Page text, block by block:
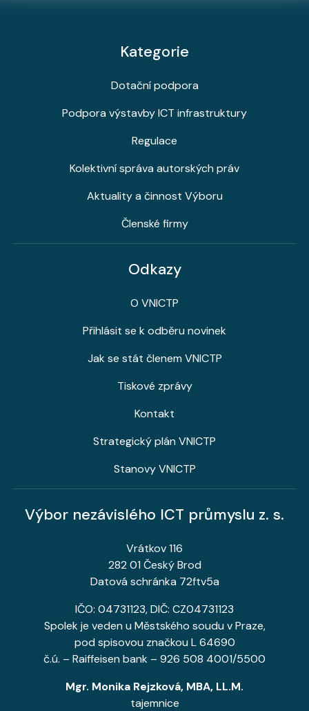
Kategorie
Dotační podpora
Podpora výstavby ICT infrastruktury
Regulace
Kolektivní správa autorských práv
Aktuality a činnost Výboru
Členské firmy
Odkazy
O VNICTP
Přihlásit se k odběru novinek
Jak se stát členem VNICTP
Tiskové zprávy
Kontakt
Strategický plán VNICTP
Stanovy VNICTP
Výbor nezávislého ICT průmyslu z. s.
Vrátkov 116
282 01 Český Brod
Datová schránka 72ftv5a
IČO: 04731123, DIČ: CZ04731123
Spolek je veden u Městského soudu v Praze,
pod spisovou značkou L 64690
č.ú. – Raiffeisen bank – 926 508 4001/5500
Mgr. Monika Rejzková, MBA, LL.M.
tajemnice